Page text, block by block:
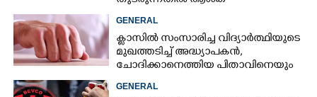
GENERAL
ക്ളാസിൽ സംസാരിച്ച വിദ്യാർത്ഥിയുടെ
മുഖത്തടിച്ച് അദ്ധ്യാപകൻ,
ചോദിക്കാനെത്തിയ പിതാവിനെയും
GENERAL